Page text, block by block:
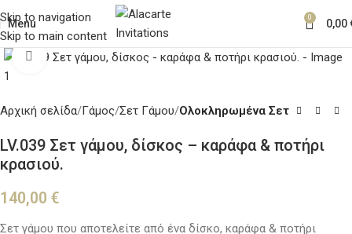
Skip to navigation
Skip to main content
Menu 0 0,00
Κλικ για μεγέθυνση
Αρχική σελίδα Γάμος Σετ Γάμου Ολοκληρωμένα Σετ
LV.039 Σετ γάμου, δίσκος – καράφα & ποτήρι
κρασιού.
140,00 €
Σετ γάμου που αποτελείτε από ένα δίσκο, καράφα & ποτήρι